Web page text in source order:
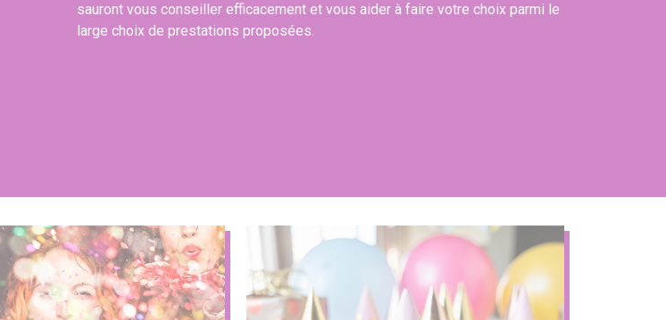
sauront vous conseiller efficacement et vous aider à faire votre choix parmi le
large choix de prestations proposées.